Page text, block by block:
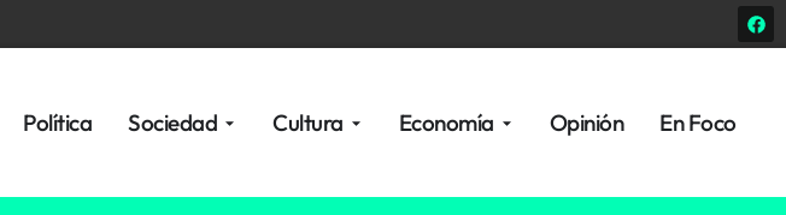
Política Sociedad Cultura Economía Opinión En Foco